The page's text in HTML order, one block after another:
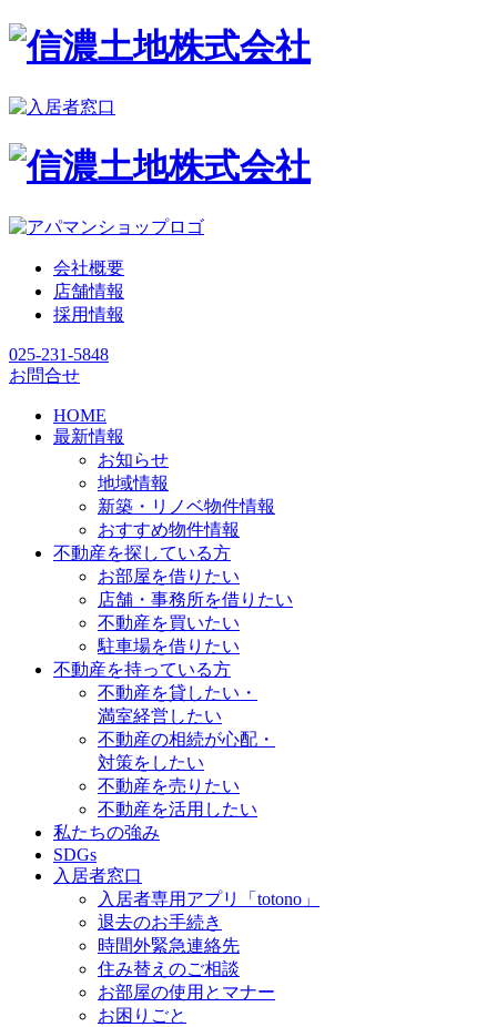
会社概要
店舗情報
採用情報
025-231-5848
お問合せ
HOME
最新情報
お知らせ
地域情報
新築・リノベ物件情報
おすすめ物件情報
不動産を探している方
お部屋を借りたい
店舗・事務所を借りたい
不動産を買いたい
駐車場を借りたい
不動産を持っている方
不動産を貸したい・
満室経営したい
不動産の相続が心配・
対策をしたい
不動産を売りたい
不動産を活用したい
私たちの強み
SDGs
入居者窓口
入居者専用アプリ「totono」
退去のお手続き
時間外緊急連絡先
住み替えのご相談
お部屋の使用とマナー
お困りごと